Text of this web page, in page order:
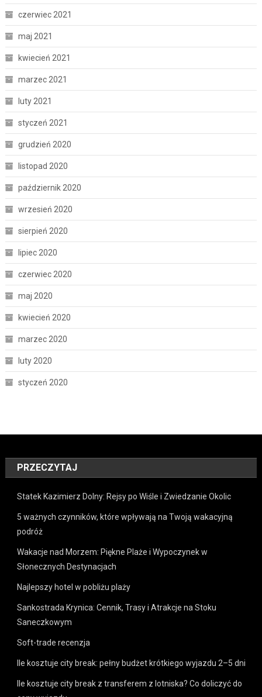
czerwiec 2021
maj 2021
kwiecień 2021
marzec 2021
luty 2021
styczeń 2021
grudzień 2020
listopad 2020
październik 2020
wrzesień 2020
sierpień 2020
lipiec 2020
czerwiec 2020
maj 2020
kwiecień 2020
marzec 2020
luty 2020
styczeń 2020
PRZECZYTAJ
Statek Kazimierz Dolny: Rejsy po Wiśle i Zwiedzanie Okolic
5 ważnych czynników, które wpływają na Twoją wakacyjną
podróż
Wakacje nad Morzem: Piękne Plaże i Wypoczynek w
Słonecznych Destynacjach
Najlepszy hotel w pobliżu plaży
Sankostrada Krynica: Cennik, Trasy i Atrakcje na Stoku
Saneczkowym
Soft-trade recenzja
Ile kosztuje city break: pełny budżet krótkiego wyjazdu 2–5 dni
Ile kosztuje city break z transferem z lotniska? Co doliczyć do